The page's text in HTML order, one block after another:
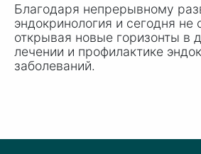
Благодаря непрерывному
эндокринология и сегодня не
открывая новые горизонты в
лечении и профилактике
заболеваний.